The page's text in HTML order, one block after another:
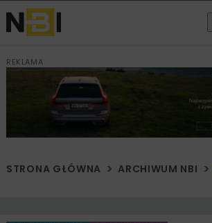
REKLAMA
STRONA GŁÓWNA ARCHIWUM NBI